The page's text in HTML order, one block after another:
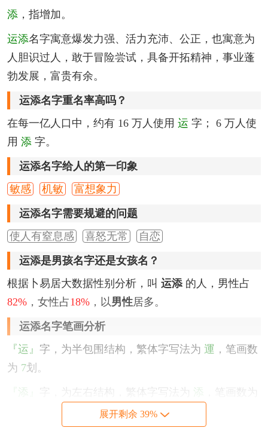
添 ，指增加。
运添名字寓意爆发力强、活力充沛、公正，也寓意为
人胆识过人，敢于冒险尝试，具备开拓精神，事业蓬
勃发展，富贵有余。
运添名字重名率高吗？
在每一亿人口中，约有 16 万人使用 运 字； 6 万人使
用 添 字。
运添名字给人的第一印象
敏感
机敏 富想象力
运添名字需要规避的问题
使人有窒息感
喜怒无常 自恋
运添是男孩名字还是女孩名？
根据卜易居大数据性别分析，叫 运添 的人，男性占
82% ，女性占18% ，以男性居多。
运添名字笔画分析
『运』 字，为半包围结构，繁体字写法为 運 ，笔画数
为 7划。
『添』 字，为左右结构，繁体字写法为 添
，笔画数为
展开剩余 39%